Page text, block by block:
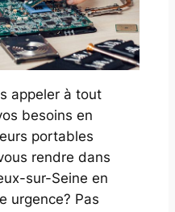
appeler à tout
besoins en
portables
rendre dans
sur-Seine en
urgence? Pas